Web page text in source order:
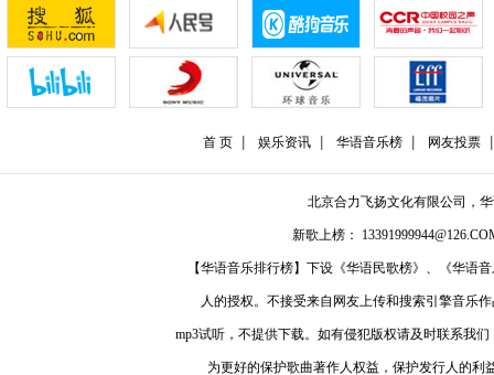
首 页 娱乐资讯 华语音乐榜 网友投票
北京合力飞扬文化有限公司，
新歌上榜：
【华语音乐排行榜】下设《华语民歌榜》、《华语
人的授权。不接受来自网友上传和搜索引擎音乐
mp3试听，不提供下载。如有侵犯版权请及时联系我
为更好的保护歌曲著作人权益，保护发行人的